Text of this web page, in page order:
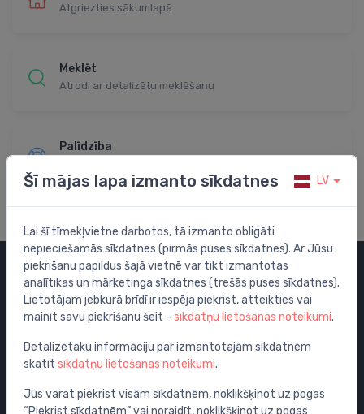
Atgriezties sākumlapā
Meklēt
Atrodi ar detalizētu meklēšanu
Palīdzība
Kategorijas
Izpārdošana
Maisītāji
Izlietnes
Tualetes podi
Šī mājas lapa izmanto sīkdatnes LV
Lai šī tīmekļvietne darbotos, tā izmanto obligāti
nepieciešamās sīkdatnes (pirmās puses sīkdatnes). Ar Jūsu
piekrišanu papildus šajā vietnē var tikt izmantotas
analītikas un mārketinga sīkdatnes (trešās puses sīkdatnes).
Lietotājam jebkurā brīdī ir iespēja piekrist, atteikties vai
mainīt savu piekrišanu šeit - sīkdatņu lietošanas noteikumi.
Detalizētāku informāciju par izmantotajām sīkdatnēm
skatīt sīkdatņu lietošanas noteikumi.
Jūs varat piekrist visām sīkdatnēm, noklikšķinot uz pogas
“Piekrist sīkdatnēm” vai noraidīt, noklikšķinot uz pogas